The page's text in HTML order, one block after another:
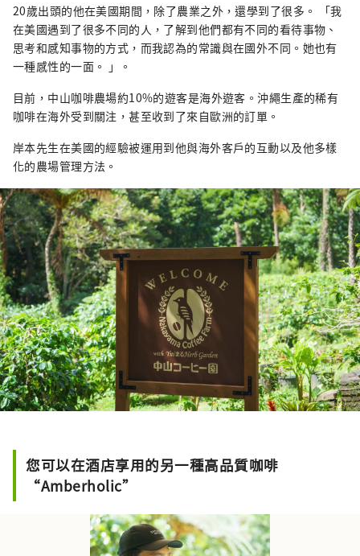
20歲出頭的他在美國期間，除了農業之外，還學到了很多。 「我
在美國遇到了很多不同的人，了解到他們都有不同的看待事物、
思考和感知事物的方式，而我認為的常識與在國外不同。她也有
一種感性的一面。 」。
目前，中山咖啡農場約10%的遊客是海外遊客。沖繩生產的稀有
咖啡在海外受到關注，甚至收到了來自歐洲的訂單。
岸本先生在美國的經驗被運用到他與海外客戶的互動以及他多樣
化的農場管理方法。
您可以在酒店享用的另一種高品質咖啡
“Amberholic”